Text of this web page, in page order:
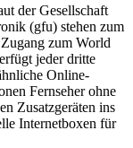
der Gesellschaft
(gfu) stehen zum
zum World
jeder dritte
Online-
Fernseher ohne
Zusatzgeräten ins
Internetboxen für